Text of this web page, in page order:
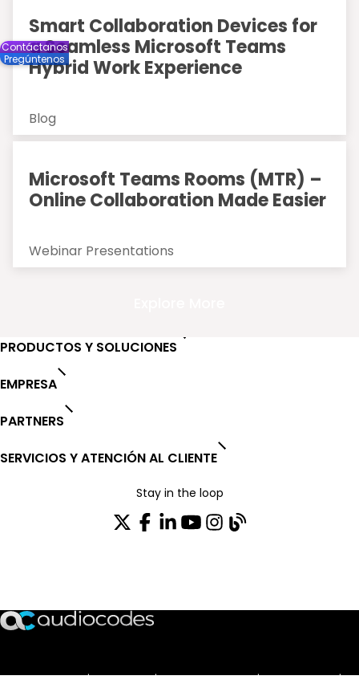
Smart Collaboration Devices for
a Seamless Microsoft Teams
Hybrid Work Experience
Blog
Microsoft Teams Rooms (MTR) –
Online Collaboration Made Easier
Webinar Presentations
PRODUCTOS Y SOLUCIONES
EMPRESA
PARTNERS
SERVICIOS Y ATENCIÓN AL CLIENTE
Stay in the loop
TRUST CENTEROPEN SOURCEPRODUCT WARRANTYEULA AGREEMENT
Contáctanos
Pregúntenos